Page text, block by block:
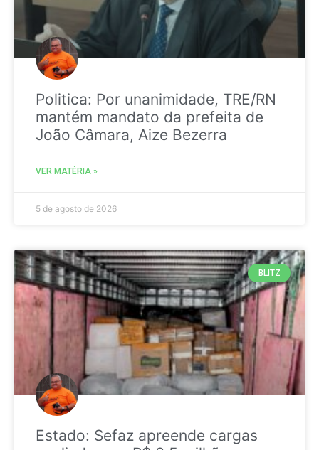
Politica: Por unanimidade, TRE/RN
mantém mandato da prefeita de
João Câmara, Aize Bezerra
VER MATÉRIA »
5 de agosto de 2026
BLITZ
Estado: Sefaz apreende cargas